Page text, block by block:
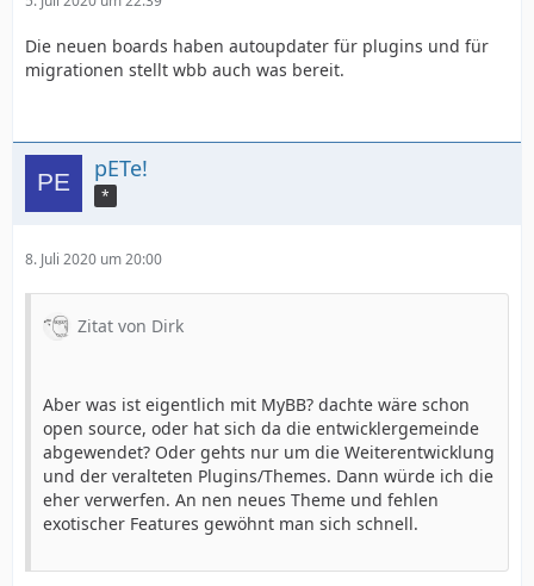
Die neuen boards haben autoupdater für plugins und für
migrationen stellt wbb auch was bereit.
pETe!
*
8. Juli 2020 um 20:00
Zitat von Dirk
Aber was ist eigentlich mit MyBB? dachte wäre schon
open source, oder hat sich da die entwicklergemeinde
abgewendet? Oder gehts nur um die Weiterentwicklung
und der veralteten Plugins/Themes. Dann würde ich die
eher verwerfen. An nen neues Theme und fehlen
exotischer Features gewöhnt man sich schnell.